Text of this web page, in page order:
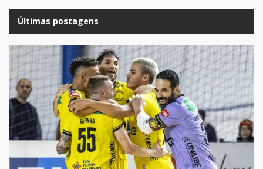
Últimas postagens